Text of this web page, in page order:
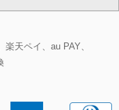
天ペイ、au PAY、